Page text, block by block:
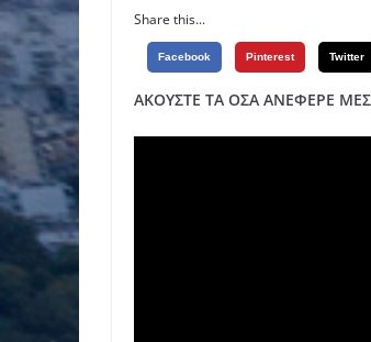
Share this...
Facebook Pinterest Twitter
ΑΚΟΥΣΤΕ ΤΑ ΟΣΑ ΑΝΕΦΕΡΕ ΜΕΣΑ